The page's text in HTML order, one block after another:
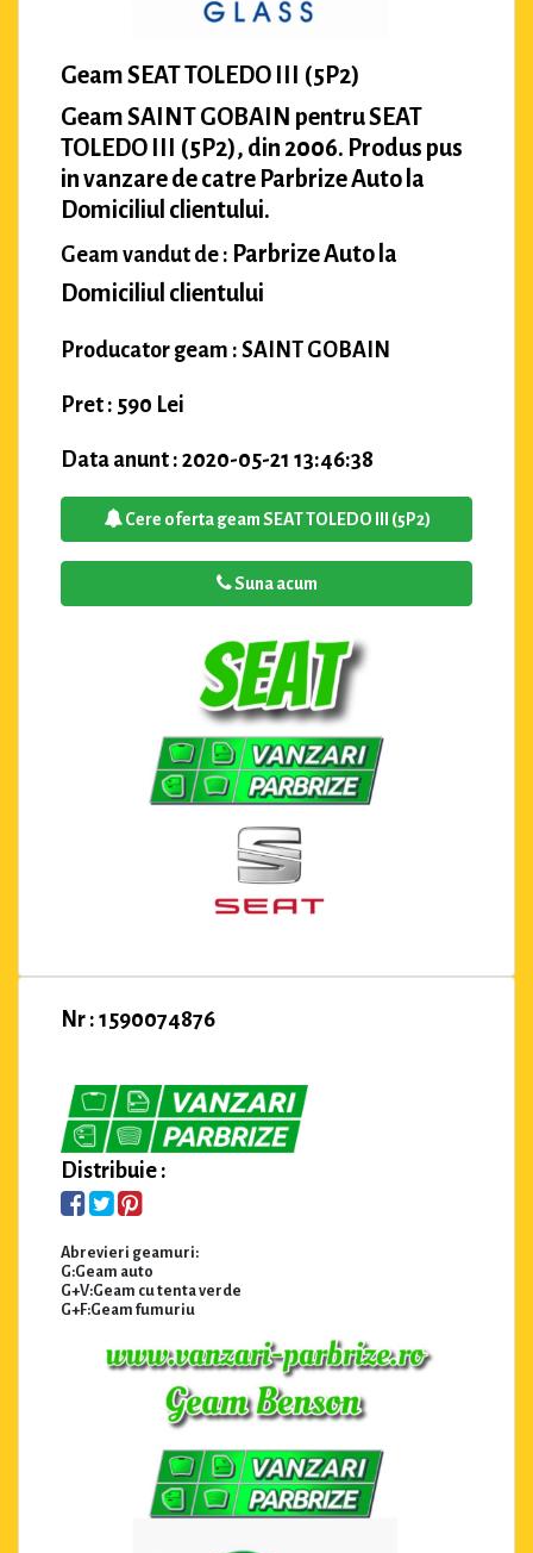
Geam SEAT TOLEDO III (5P2)
Geam SAINT GOBAIN pentru SEAT
TOLEDO III (5P2), din 2006. Produs pus
in vanzare de catre Parbrize Auto la
Domiciliul clientului.
Geam vandut de : Parbrize Auto la
Domiciliul clientului
Producator geam : SAINT GOBAIN
Pret : 590 Lei
Data anunt : 2020-05-21 13:46:38
Cere oferta geam SEAT TOLEDO III (5P2)
Suna acum
Nr : 1590074876
Distribuie :
Abrevieri geamuri:
G:Geam auto
G+V:Geam cu tenta verde
G+F:Geam fumuriu